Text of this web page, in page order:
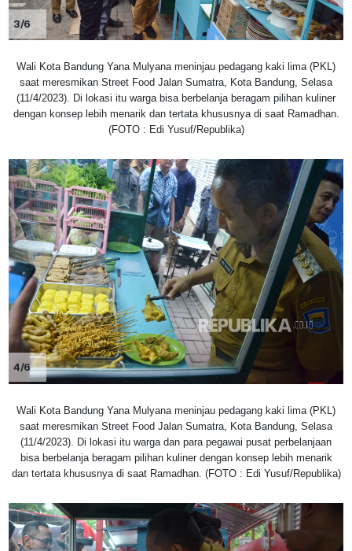
3/6
Wali Kota Bandung Yana Mulyana meninjau pedagang kaki lima (PKL)
saat meresmikan Street Food Jalan Sumatra, Kota Bandung, Selasa
(11/4/2023). Di lokasi itu warga bisa berbelanja beragam pilihan kuliner
dengan konsep lebih menarik dan tertata khususnya di saat Ramadhan.
(FOTO : Edi Yusuf/Republika)
4/6
Wali Kota Bandung Yana Mulyana meninjau pedagang kaki lima (PKL)
saat meresmikan Street Food Jalan Sumatra, Kota Bandung, Selasa
(11/4/2023). Di lokasi itu warga dan para pegawai pusat perbelanjaan
bisa berbelanja beragam pilihan kuliner dengan konsep lebih menarik
dan tertata khususnya di saat Ramadhan. (FOTO : Edi Yusuf/Republika)